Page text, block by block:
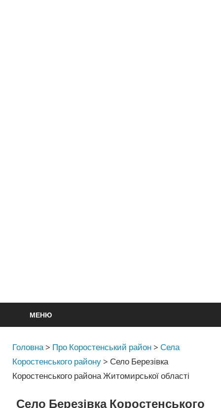
МЕНЮ
Головна > Про Коростенський район >Села
Коростенського району > Село Березівка
Коростенського района Житомирської області
Село Березівка Коростенського